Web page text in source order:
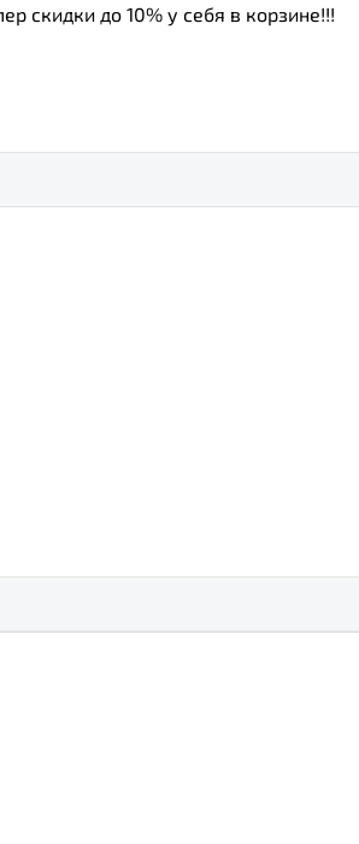
скидки до 10% у себя в корзине!!!